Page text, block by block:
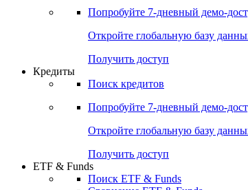
Поиск акций
Дивидендный календарь
Российские IPO/SPO
Попробуйте7-дневный
Откройте глобальную базу данных
Получить доступ
Кредиты
Поиск кредитов
Попробуйте7-дневный
Откройте глобальную базу данных